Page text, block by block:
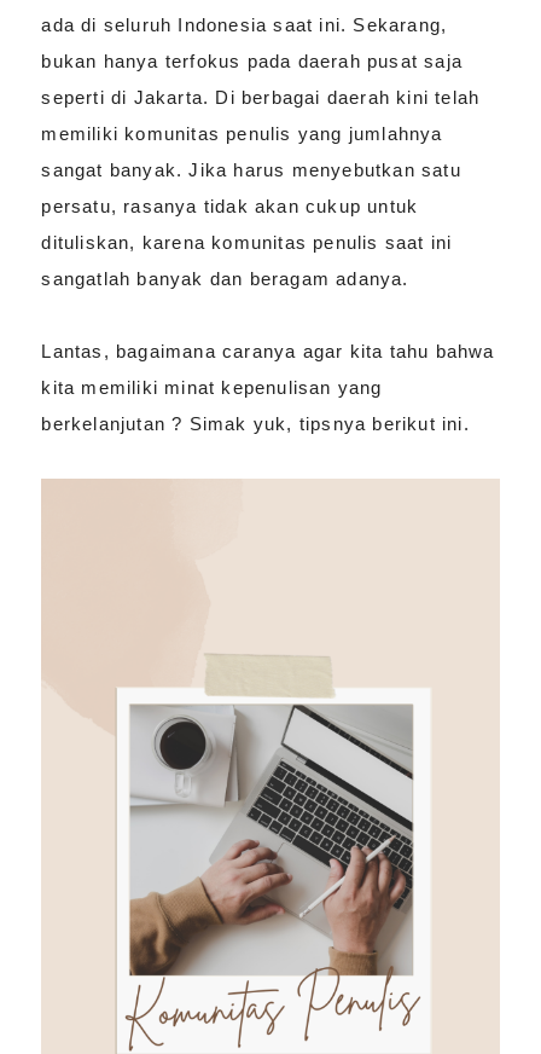
ada di seluruh Indonesia saat ini. Sekarang,
bukan hanya terfokus pada daerah pusat saja
seperti di Jakarta. Di berbagai daerah kini telah
memiliki komunitas penulis yang jumlahnya
sangat banyak. Jika harus menyebutkan satu
persatu, rasanya tidak akan cukup untuk
dituliskan, karena komunitas penulis saat ini
sangatlah banyak dan beragam adanya.
Lantas, bagaimana caranya agar kita tahu bahwa
kita memiliki minat kepenulisan yang
berkelanjutan ? Simak yuk, tipsnya berikut ini.